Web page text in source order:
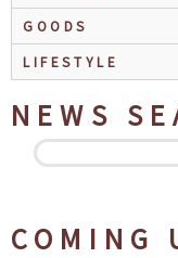
GOODS
LIFESTYLE
NEWS
COMING